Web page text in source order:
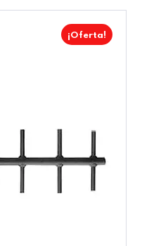
¡Oferta!